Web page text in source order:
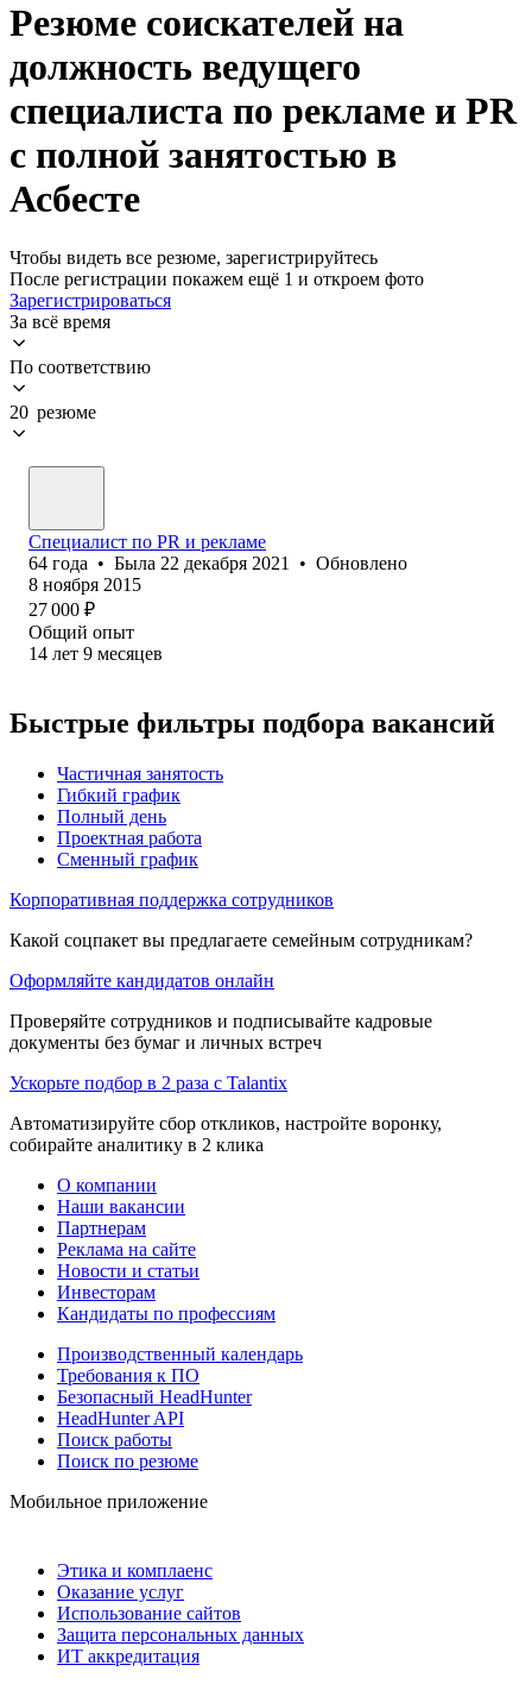
Резюме соискателей на
должность ведущего
специалиста по рекламе и PR
с полной занятостью в
Асбесте
Чтобы видеть все резюме, зарегистрируйтесь
После регистрации покажем ещё 1 и откроем фото
Зарегистрироваться
За всё время
По соответствию
20 резюме
Специалист по PR и рекламе
64 года • Была 22 декабря 2021 • Обновлено
8 ноября 2015
27 000 ₽
Общий опыт
14 лет 9 месяцев
Быстрые фильтры подбора вакансий
Частичная занятость
Гибкий график
Полный день
Проектная работа
Сменный график
Корпоративная поддержка сотрудников
Какой соцпакет вы предлагаете семейным сотрудникам?
Оформляйте кандидатов онлайн
Проверяйте сотрудников и подписывайте кадровые
документы без бумаг и личных встреч
Ускорьте подбор в 2 раза с Talantix
Автоматизируйте сбор откликов, настройте воронку,
собирайте аналитику в 2 клика
О компании
Наши вакансии
Партнерам
Реклама на сайте
Новости и статьи
Инвесторам
Кандидаты по профессиям
Производственный календарь
Требования к ПО
Безопасный HeadHunter
HeadHunter API
Поиск работы
Поиск по резюме
Мобильное приложение
Этика и комплаенс
Оказание услуг
Использование сайтов
Защита персональных данных
ИТ аккредитация